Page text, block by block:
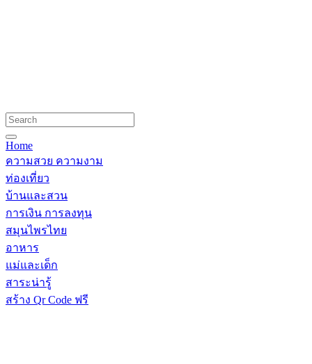
Home
ความสวย ความงาม
ท่องเที่ยว
บ้านและสวน
การเงิน การลงทุน
สมุนไพรไทย
อาหาร
แม่และเด็ก
สาระน่ารู้
สร้าง Qr Code ฟรี